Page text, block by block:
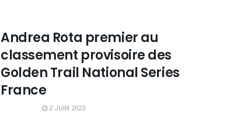
Andrea Rota premier au
classement provisoire des
Golden Trail National Series
France
2 JUIN 2023